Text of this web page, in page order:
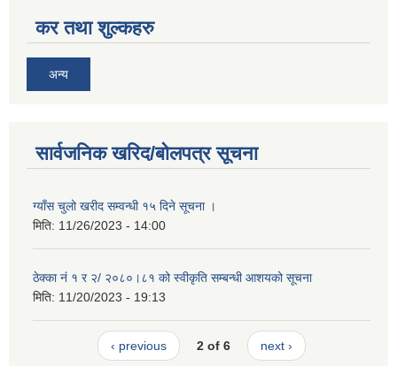
कर तथा शुल्कहरु
अन्य
सार्वजनिक खरिद/बोलपत्र सूचना
ग्याँस चुलो खरीद सम्वन्धी १५ दिने सूचना ।
मिति: 11/26/2023 - 14:00
ठेक्का नं १ र २/ २०८०।८१ को स्वीकृति सम्बन्धी आशयको सूचना
मिति: 11/20/2023 - 19:13
‹ previous 2 of 6 next ›